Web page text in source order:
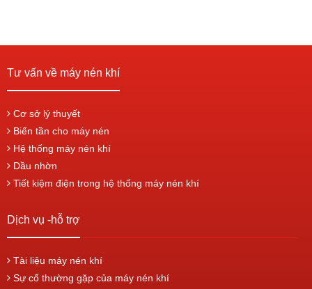
Tư vấn về máy nén khí
Cơ sở lý thuyết
Biến tần cho máy nén
Hệ thống máy nén khí
Dầu nhờn
Tiết kiệm điện trong hệ thống máy nén khí
Dịch vụ -hỗ trợ
Tài liệu máy nén khí
Sự cố thường gặp của máy nén khí